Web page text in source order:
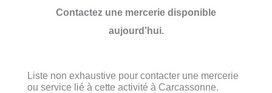
Contactez une mercerie disponible
aujourd’hui.
Liste non exhaustive pour contacter une mercerie
ou service lié à cette activité à Carcassonne.